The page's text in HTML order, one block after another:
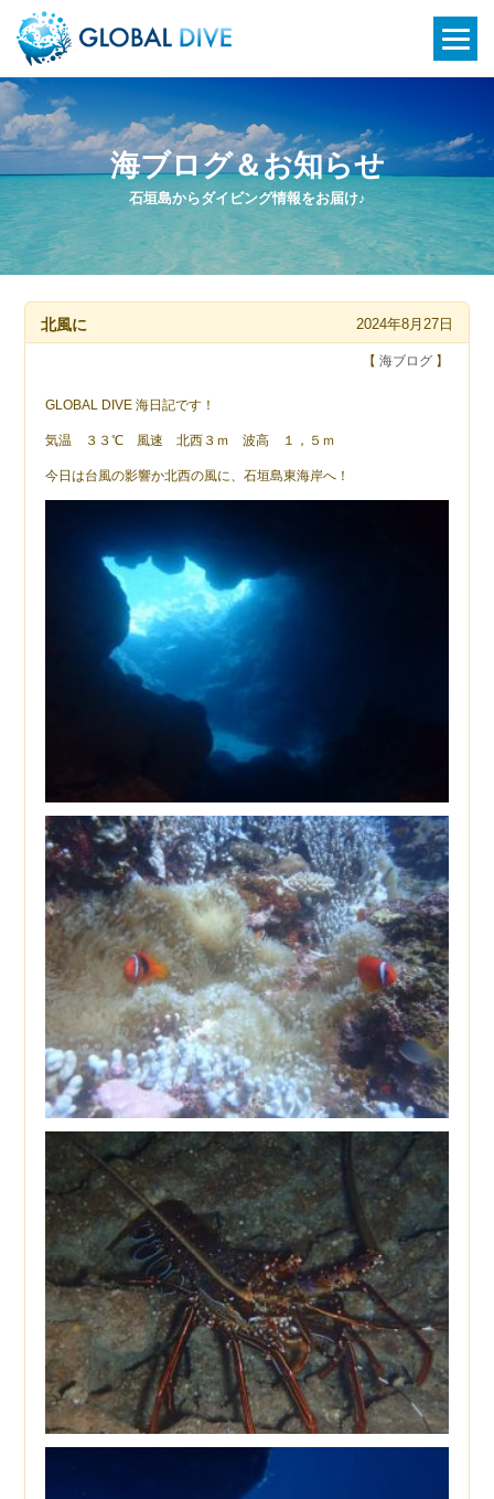
石垣島からダイビング情報をお届け♪
海ブログ＆お知らせ
北風に 2024年8月27日
【 海ブログ】
GLOBAL DIVE 海日記です！
気温 ３３℃ 風速 北西３ｍ 波高 １，５ｍ
今日は台風の影響か北西の風に、石垣島東海岸へ！